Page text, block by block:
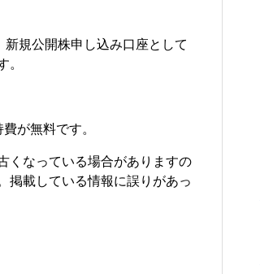
新規公開株申し込み口座として
。
が無料です。
くなっている場合がありますの
掲載している情報に誤りがあっ